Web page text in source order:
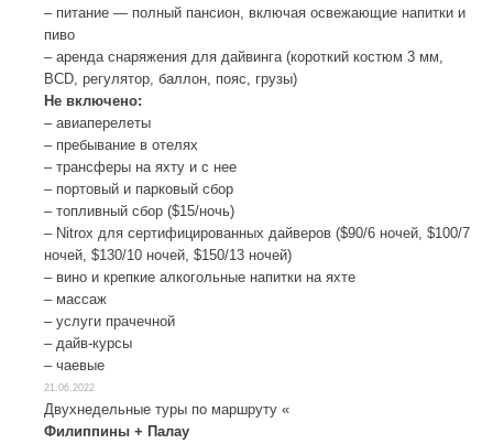
– питание — полный пансион, включая освежающие напитки и
пиво
– аренда снаряжения для дайвинга (короткий костюм 3 мм,
BCD, регулятор, баллон, пояс, грузы)
Не включено:
– авиаперелеты
– пребывание в отелях
– трансферы на яхту и с нее
– портовый и парковый сбор
– топливный сбор ($15/ночь)
– Nitrox для сертифицированных дайверов ($90/6 ночей, $100/7
ночей, $130/10 ночей, $150/13 ночей)
– вино и крепкие алкогольные напитки на яхте
– массаж
– услуги прачечной
– дайв-курсы
– чаевые
21.06.2022
Двухнедельные туры по маршруту «
Филиппины + Палау